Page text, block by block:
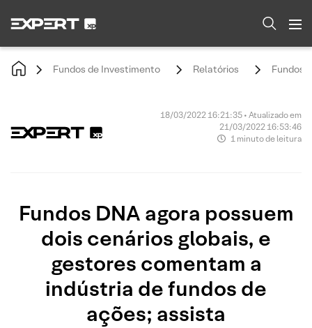
Fundos de Investimento Relatórios Fundos
18/03/2022 16:21:35 • Atualizado em
21/03/2022 16:53:46
1 minuto de leitura
Fundos DNA agora possuem
dois cenários globais, e
gestores comentam a
indústria de fundos de
ações; assista